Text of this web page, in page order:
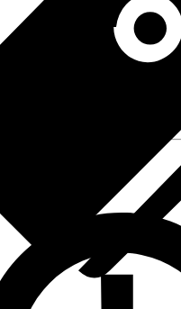
Verkäufers, wie z. B.
Klick auf den